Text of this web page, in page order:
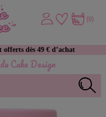
Cake Design
49 € d’achat
(0)